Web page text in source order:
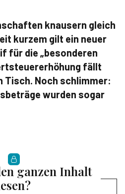
knausern gleich
kurzem gilt ein neuer
für die „besonderen
fällt
Tisch. Noch schlimmer:
wurden sogar
ganzen Inhalt